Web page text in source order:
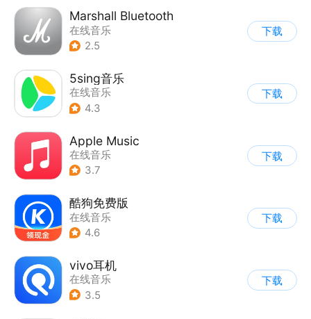
Marshall Bluetooth
在线音乐
2.5
下载
5sing音乐
在线音乐
4.3
下载
Apple Music
在线音乐
3.7
下载
酷狗免费版
在线音乐
4.6
下载
vivo耳机
在线音乐
3.5
下载